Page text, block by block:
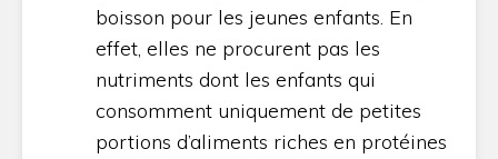
boisson pour les jeunes enfants. En
effet, elles ne procurent pas les
nutriments dont les enfants qui
consomment uniquement de petites
portions d’aliments riches en protéines